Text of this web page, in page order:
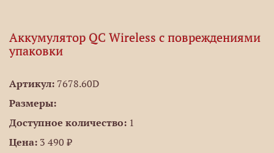
Аккумулятор QC Wireless c повреждениями
упаковки
Артикул: 7678.60D
Размеры:
Доступное количество: 1
Цена: 3 490 ₽